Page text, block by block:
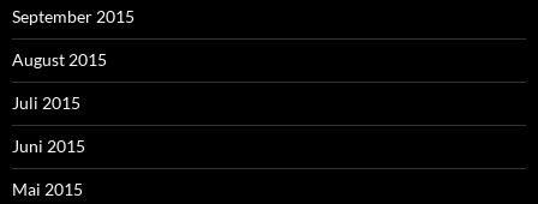
September 2015
August 2015
Juli 2015
Juni 2015
Mai 2015